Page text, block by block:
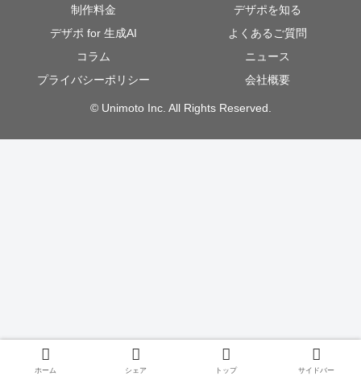
制作料金
デザポを知る
デザポ for 生成AI
よくあるご質問
コラム
ニュース
プライバシーポリシー
会社概要
© Unimoto Inc. All Rights Reserved.
ホーム シェア トップ サイドバー